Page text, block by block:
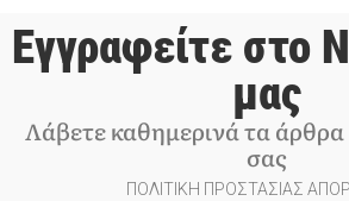
Εγγραφείτε στο
μας
Λάβετε καθημερινά τα
σας
ΠΟΛΙΤΙΚΗ ΠΡΟΣΤΑΣΙΑΣ